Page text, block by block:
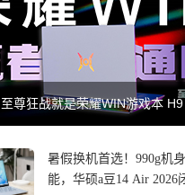
至尊狂战就是荣耀WIN游戏本 H9
暑假换机首选！990g机
能，华硕a豆14 Air 2026